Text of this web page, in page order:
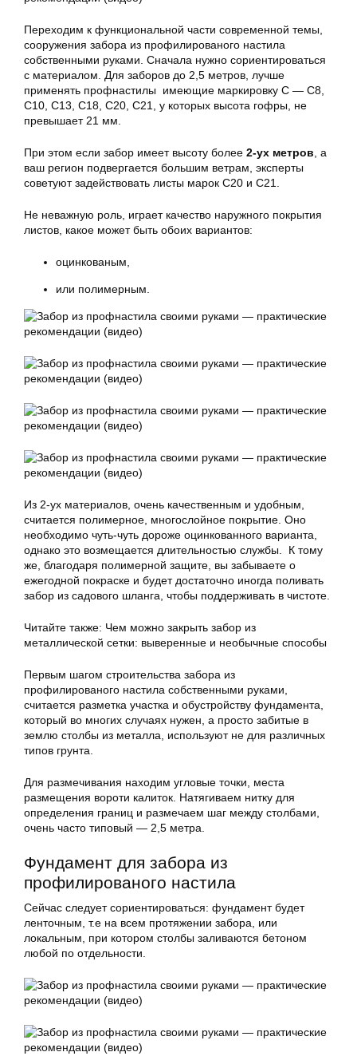
Переходим к функциональной части современной темы,
сооружения забора из профилированого настила
собственными руками. Сначала нужно сориентироваться
с материалом. Для заборов до 2,5 метров, лучше
применять профнастилы имеющие маркировку С — С8,
С10, С13, С18, С20, С21, у которых высота гофры, не
превышает 21 мм.
При этом если забор имеет высоту более 2-ух метров , а
ваш регион подвергается большим ветрам, эксперты
советуют задействовать листы марок С20 и С21.
Не неважную роль, играет качество наружного покрытия
листов, какое может быть обоих вариантов:
оцинкованым,
или полимерным.
Из 2-ух материалов, очень качественным и удобным,
считается полимерное, многослойное покрытие. Оно
необходимо чуть-чуть дороже оцинкованного варианта,
однако это возмещается длительностью службы. К тому
же, благодаря полимерной защите, вы забываете о
ежегодной покраске и будет достаточно иногда поливать
забор из садового шланга, чтобы поддерживать в чистоте.
Читайте также: Чем можно закрыть забор из
металлической сетки: выверенные и необычные способы
Первым шагом строительства забора из
профилированого настила собственными руками,
считается разметка участка и обустройству фундамента,
который во многих случаях нужен, а просто забитые в
землю столбы из металла, используют не для различных
типов грунта.
Для размечивания находим угловые точки, места
размещения вороти калиток. Натягиваем нитку для
определения границ и размечаем шаг между столбами,
очень часто типовый — 2,5 метра.
Фундамент для забора из
профилированого настила
Сейчас следует сориентироваться: фундамент будет
ленточным, т.е на всем протяжении забора, или
локальным, при котором столбы заливаются бетоном
любой по отдельности.